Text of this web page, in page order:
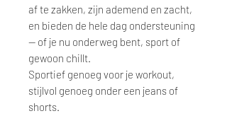
af te zakken, zijn ademend en zacht,
en bieden de hele dag ondersteuning
— of je nu onderweg bent, sport of
gewoon chillt.
Sportief genoeg voor je workout,
stijlvol genoeg onder een jeans of
shorts.